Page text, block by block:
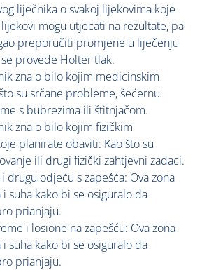
liječnika o svakoj lijekovima koje
mogu utjecati na rezultate, pa
preporučiti promjene u liječenju
provede Holter tlak.
zna o bilo kojim medicinskim
su srčane probleme, šećernu
s bubrezima ili štitnjačom.
zna o bilo kojim fizičkim
planirate obaviti: Kao što su
ili drugi fizički zahtjevni zadaci.
drugu odjeću s zapešća: Ova zona
suha kako bi se osiguralo da
prianjaju.
i losione na zapešću: Ova zona
suha kako bi se osiguralo da
prianjaju.